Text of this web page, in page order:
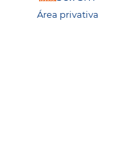
Área privativa